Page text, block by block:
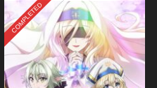
COMPLETED